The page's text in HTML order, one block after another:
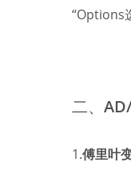
“Options
二、
1.傅里叶